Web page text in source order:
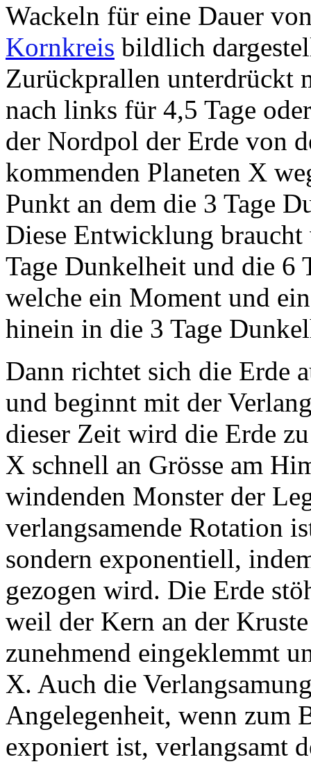
Wackeln für eine Dauer
Kornkreis bildlich
Zurückprallen unterdrückt
nach links für 4,5 Tage
der Nordpol der Erde von
kommenden Planeten X
Punkt an dem die 3 Tage
Diese Entwicklung braucht
Tage Dunkelheit und die 6
welche ein Moment und
hinein in die 3 Tage
Dann richtet sich die Erde
und beginnt mit der
dieser Zeit wird die Erde
X schnell an Grösse am
windenden Monster der
verlangsamende Rotation
sondern exponentiell,
gezogen wird. Die Erde
weil der Kern an der
zunehmend eingeklemmt
X. Auch die
Angelegenheit, wenn zum
exponiert ist, verlangsamt